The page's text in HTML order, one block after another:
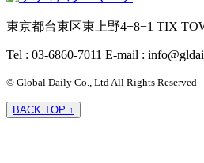
東京都台東区東上野4−8−1 TIX
Tel : 03-6860-7011 E-mail :
© Global Daily Co., Ltd All Rights Reserved
BACK TOP ↑